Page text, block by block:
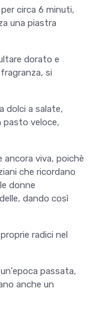
circa 6 minuti,
una piastra
dorato e
si
dolci a salate,
pasto veloce,
ancora viva, poichè
che ricordano
donne
dando così
radici nel
passata,
anche un